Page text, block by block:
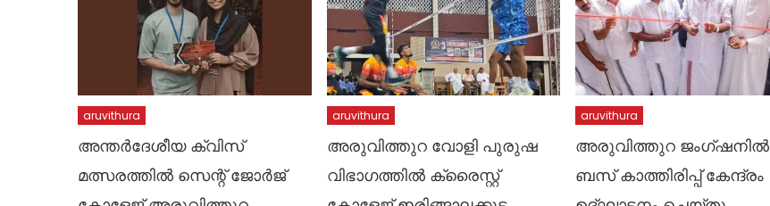
aruvithura
അന്തർദേശീയ ക്വിസ്
മത്സരത്തിൽ സെന്റ് ജോർജ്
aruvithura
അരുവിത്തുറ വോളി പുരുഷ
വിഭാഗത്തിൽ ക്രൈസ്റ്റ്
aruvithura
അരുവിത്തുറ ജംഗ്ഷനിൽ
ബസ് കാത്തിരിപ്പ് കേന്ദ്രം